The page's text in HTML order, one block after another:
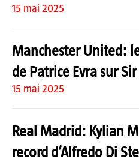
15 mai 2025
Manchester United:
de Patrice Evra sur
15 mai 2025
Real Madrid: Kylian
record d’Alfredo Di